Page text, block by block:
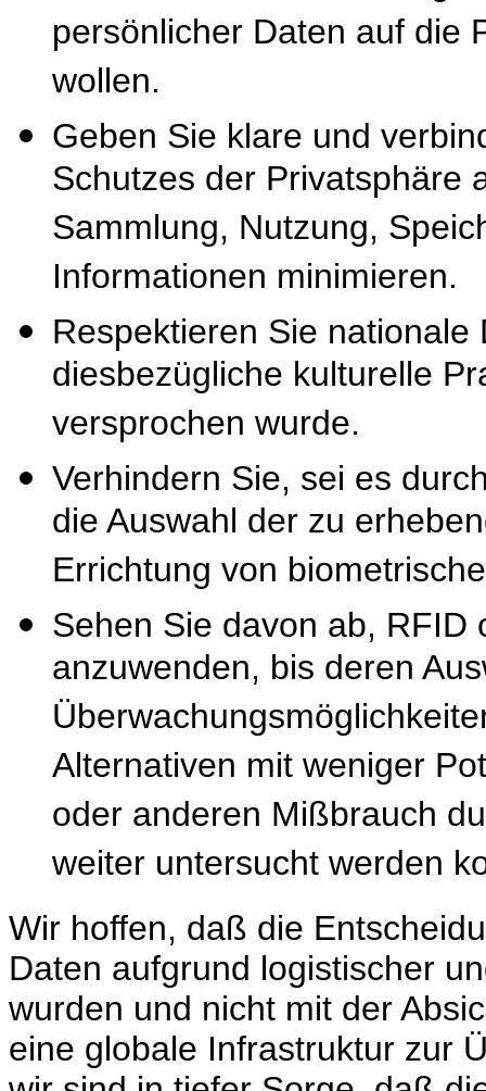
persönlicher Daten auf die
wollen.
Geben Sie klare und
Schutzes der Privatsphäre
Sammlung, Nutzung,
Informationen minimieren.
Respektieren Sie
diesbezügliche kulturelle
versprochen wurde.
Verhindern Sie, sei es
die Auswahl der zu
Errichtung von
Sehen Sie davon ab, RFID
anzuwenden, bis deren
Alternativen mit weniger
oder anderen Mißbrauch
weiter untersucht werden
Wir hoffen, daß die
Daten aufgrund logistischer
wurden und nicht mit der
eine globale Infrastruktur zur